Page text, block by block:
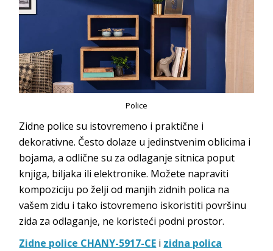
Police
Zidne police su istovremeno i praktične i
dekorativne. Često dolaze u jedinstvenim oblicima i
bojama, a odlične su za odlaganje sitnica poput
knjiga, biljaka ili elektronike. Možete napraviti
kompoziciju po želji od manjih zidnih polica na
vašem zidu i tako istovremeno iskoristiti površinu
zida za odlaganje, ne koristeći podni prostor.
Zidne police CHANY-5917-CE i zidna polica